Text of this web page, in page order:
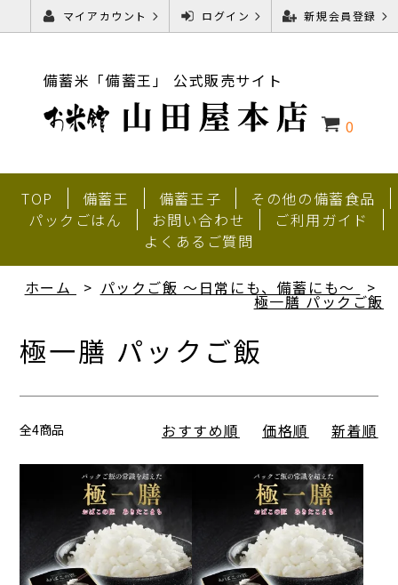
マイアカウント ログイン 新規会員登録
備蓄米「備蓄王」 公式販売サイト
0
TOP 備蓄王 備蓄王子
その他の備蓄食品
パックごはん
お問い合わせ
ご利用ガイド
よくあるご質問
ホーム パックご飯 ～日常にも、備蓄にも～
極一膳 パックご飯
極一膳 パックご飯
全4商品 おすすめ順 価格順 新着順